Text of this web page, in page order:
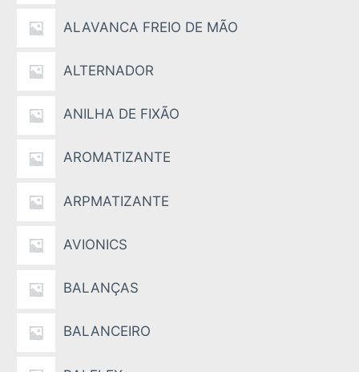
ALAVANCA FREIO DE MÃO
ALTERNADOR
ANILHA DE FIXÃO
AROMATIZANTE
ARPMATIZANTE
AVIONICS
BALANÇAS
BALANCEIRO